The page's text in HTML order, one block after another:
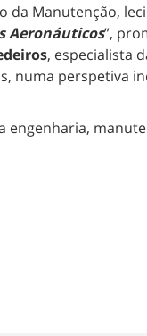
Manutenção,
Aeronáuticos”,
, especialista
numa perspetiva
engenharia,